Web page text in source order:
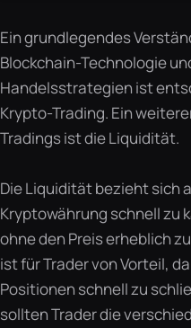
Ein grundlegendes
Blockchain-Technologie
Handelsstrategien ist
Krypto-Trading. Ein
Tradings ist die Liquidität.
Die Liquidität bezieht sich
Kryptowährung schnell zu
ohne den Preis erheblich
ist für Trader von Vorteil,
Positionen schnell zu
sollten Trader die